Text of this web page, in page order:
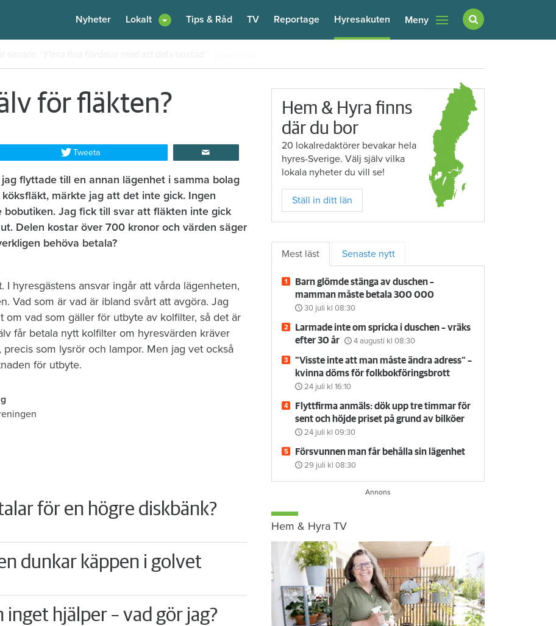
Nyheter Lokalt Tips & Råd TV Reportage Hyresakuten Meny
för fläkten?
Tweeta
flyttade till en annan lägenhet i samma bolag
märkte jag att det inte gick. Ingen
Jag fick till svar att fläkten inte gick
Delen kostar över 700 kronor och värden säger
behöva betala?
hyresgästens ansvar ingår att vårda lägenheten,
Vad som är vad är ibland svårt att avgöra. Jag
vad som gäller för utbyte av kolfilter, så det är
får betala nytt kolfilter om hyresvärden kräver
som lysrör och lampor. Men jag vet också
för utbyte.
för en högre diskbänk?
dunkar käppen i golvet
hjälper – vad gör jag?
Hem & Hyra finns
där du bor
20 lokalredaktörer bevakar hela
hyres-Sverige. Välj själv vilka
lokala nyheter du vill se!
Ställ in ditt län
Mest läst Senaste nytt
Barn glömde stänga av duschen –
mamman måste betala 300 000
30 juli kl 08:30
Larmade inte om spricka i duschen – vräks
efter 30 år
4 augusti kl 08:30
”Visste inte att man måste ändra adress” –
kvinna döms för folkbokföringsbrott
24 juli kl 16:10
Flyttfirma anmäls: dök upp tre timmar för
sent och höjde priset på grund av bilköer
24 juli kl 09:30
Försvunnen man får behålla sin lägenhet
29 juli kl 08:30
Hem & Hyra TV